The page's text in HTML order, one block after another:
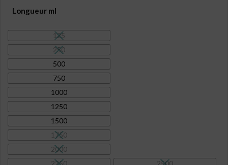
6,50€
26,10€
Longueur ml
125
250
500
750
1000
1250
1500
1750
2000